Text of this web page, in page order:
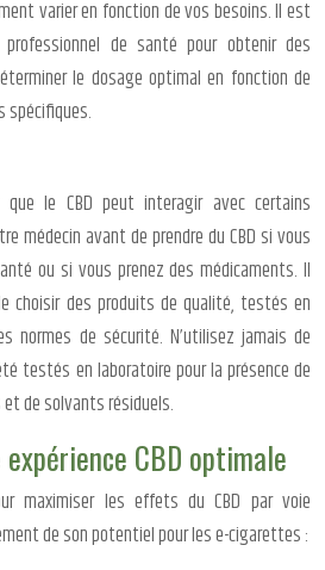
varier en fonction de vos besoins. Il est
de santé pour obtenir des
le dosage optimal en fonction de
spécifiques.
le CBD peut interagir avec certains
médecin avant de prendre du CBD si vous
ou si vous prenez des médicaments. Il
choisir des produits de qualité, testés en
normes de sécurité. N’utilisez jamais de
testés en laboratoire pour la présence de
de solvants résiduels.
CBD optimale
maximiser les effets du CBD par voie
de son potentiel pour les e-cigarettes :